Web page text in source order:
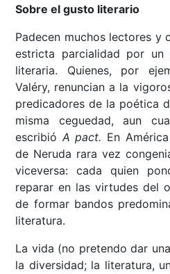
Sobre el gusto literario
Padecen muchos lectores y
estricta parcialidad por un
literaria. Quienes, por
Valéry, renuncian a la
predicadores de la poética
misma ceguedad, aun
escribió A pact. En
de Neruda rara vez
viceversa: cada quien
reparar en las virtudes del
de formar bandos
literatura.
La vida (no pretendo dar
la diversidad; la literatura,